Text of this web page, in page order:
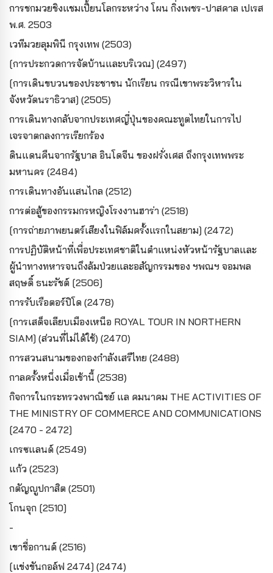
การชกมวยชิงแชมเปี้ยนโลกระหว่าง โผน กิ่งเพชร-ปาสคาล เปเรส
พ.ศ. 2503
เวทีมวยลุมพินี กรุงเทพ (2503)
[การประกวดการจัดบ้านและบริเวณ] (2497)
[การเดินขบวนของประชาชน นักเรียน กรณีเขาพระวิหารใน
จังหวัดนราธิวาส] (2505)
การเดินทางกลับจากประเทศญี่ปุ่นของคณะทูตไทยในการไป
เจรจาตกลงการเรียกร้อง
ดินแดนคืนจากรัฐบาล อินโดจีน ของฝรั่งเศส ถึงกรุงเทพพระ
มหานคร (2484)
การเดินทางอันแสนไกล (2512)
การต่อสู้ของกรรมกรหญิงโรงงานฮาร่า (2518)
[การถ่ายภาพยนตร์เสียงในฟิล์มครั้งแรกในสยาม] (2472)
การปฏิบัติหน้าที่เพื่อประเทศชาติในตำแหน่งหัวหน้ารัฐบาลและ
ผู้นำทางทหารจนถึงล้มป่วยและอสัญกรรมของ ฯพณฯ จอมพล
สฤษดิ์ ธนะรัชต์ [2506]
การรับเรือตอร์ปิโด (2478)
[การเสด็จเลียบเมืองเหนือ ROYAL TOUR IN NORTHERN
SIAM] (ส่วนที่ไม่ได้ใช้) (2470)
การสวนสนามของกองกำลังเสรีไทย (2488)
กาลครั้งหนึ่งเมื่อเช้านี้ (2538)
กิจการในกระทรวงพาณิชย์ แล คมนาคม THE ACTIVITIES OF
THE MINISTRY OF COMMERCE AND COMMUNICATIONS
[2470 - 2472]
เกรซแลนด์ (2549)
แก้ว (2523)
กตัญญูปกาสิต (2501)
โกนจุก [2510]
-
เขาชื่อกานต์ (2516)
[แข่งขันกอล์ฟ 2474] (2474)